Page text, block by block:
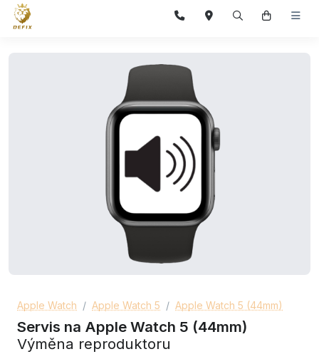
Apple Watch Apple Watch 5 Apple Watch 5 (44mm)
Servis na Apple Watch 5 (44mm)
Výměna reproduktoru